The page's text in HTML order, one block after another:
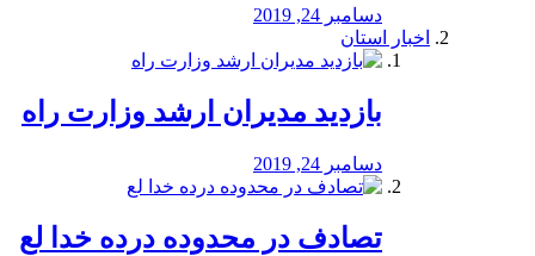
دسامبر 24, 2019
اخبار استان
بازدید مدیران ارشد وزارت راه
دسامبر 24, 2019
تصادف در محدوده درده خدا لع